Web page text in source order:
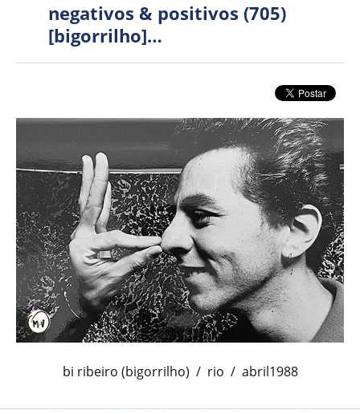
negativos & positivos (705)
[bigorrilho]…
bi ribeiro (bigorrilho) / rio / abril1988